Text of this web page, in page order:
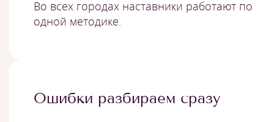
Во всех городах наставники работают по
одной методике.
Ошибки разбираем сразу